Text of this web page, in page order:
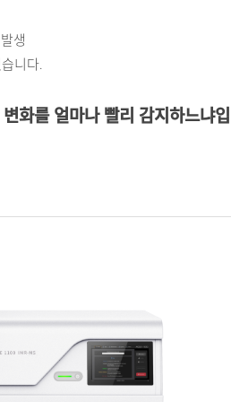
생
니다.
화를 얼마나 빨리 감지하느냐